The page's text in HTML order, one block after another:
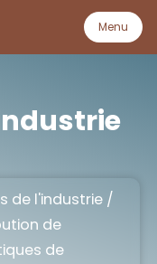
Menu
de l'industrie /
de
de